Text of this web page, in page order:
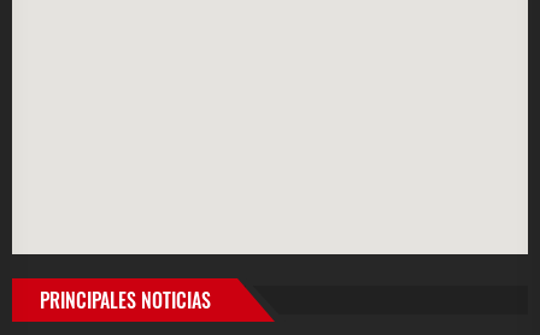
PRINCIPALES NOTICIAS